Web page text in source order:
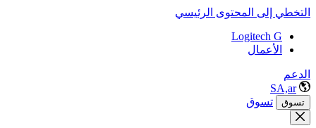
التخطي إلى المحتوى الرئيسي
Logitech G
الأعمال
الدعم
SA,ar
تسوق تسوق